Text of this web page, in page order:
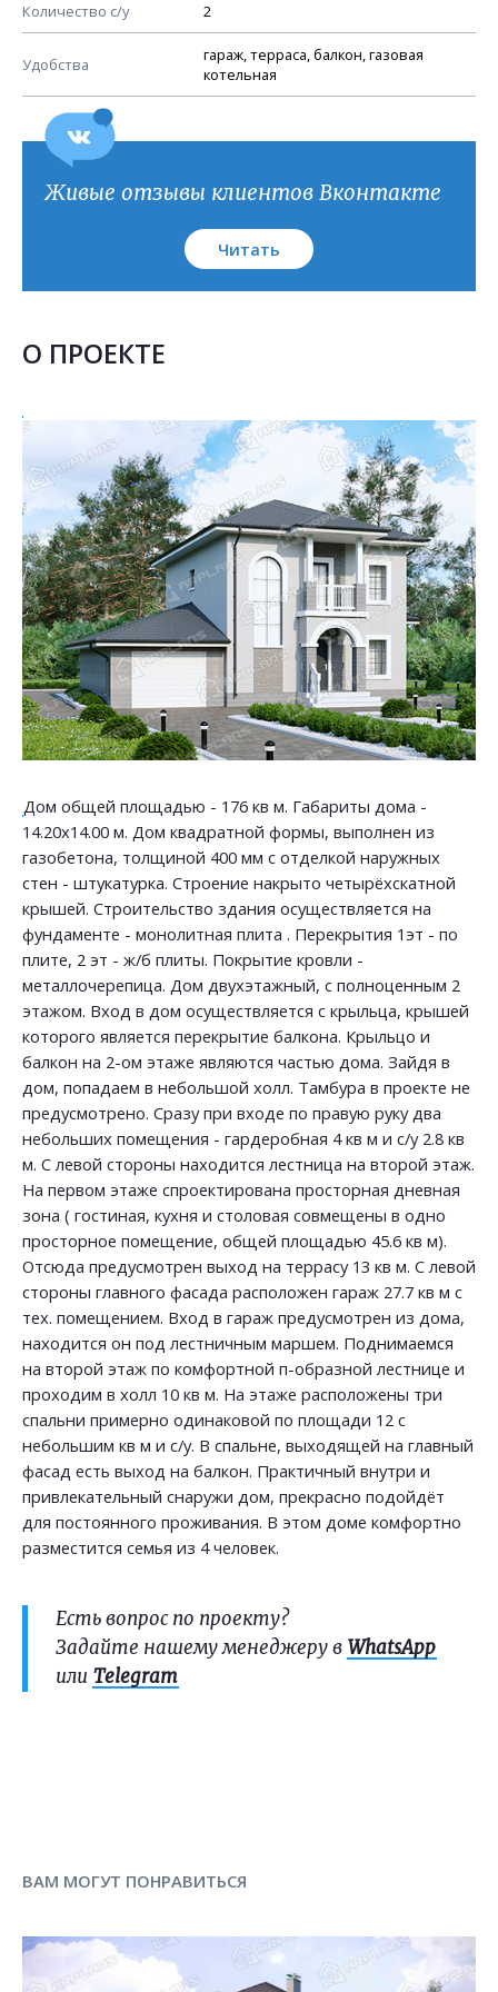
Количество с/у 2
Удобства
гараж, терраса, балкон, газовая
котельная
План кровли
Живые отзывы клиентов Вконтакте
Читать
О ПРОЕКТЕ
Дом общей площадью - 176 кв м. Габариты дома -
14.20х14.00 м. Дом квадратной формы, выполнен из
газобетона, толщиной 400 мм с отделкой наружных
стен - штукатурка. Строение накрыто четырёхскатной
крышей. Строительство здания осуществляется на
фундаменте - монолитная плита . Перекрытия 1эт - по
плите, 2 эт - ж/б плиты. Покрытие кровли -
металлочерепица. Дом двухэтажный, с полноценным 2
этажом. Вход в дом осуществляется с крыльца, крышей
которого является перекрытие балкона. Крыльцо и
балкон на 2-ом этаже являются частью дома. Зайдя в
дом, попадаем в небольшой холл. Тамбура в проекте не
предусмотрено. Сразу при входе по правую руку два
небольших помещения - гардеробная 4 кв м и с/у 2.8 кв
м. С левой стороны находится лестница на второй этаж.
На первом этаже спроектирована просторная дневная
зона ( гостиная, кухня и столовая совмещены в одно
просторное помещение, общей площадью 45.6 кв м).
Отсюда предусмотрен выход на террасу 13 кв м. С левой
стороны главного фасада расположен гараж 27.7 кв м с
тех. помещением. Вход в гараж предусмотрен из дома,
находится он под лестничным маршем. Поднимаемся
на второй этаж по комфортной п-образной лестнице и
проходим в холл 10 кв м. На этаже расположены три
спальни примерно одинаковой по площади 12 с
небольшим кв м и с/у. В спальне, выходящей на главный
фасад есть выход на балкон. Практичный внутри и
привлекательный снаружи дом, прекрасно подойдёт
для постоянного проживания. В этом доме комфортно
разместится семья из 4 человек.
Есть вопрос по проекту?
Задайте нашему менеджеру в WhatsApp
или Telegram
ВАМ МОГУТ ПОНРАВИТЬСЯ